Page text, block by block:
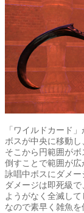
「ワイルドカード
ボスが中央に移動し
そこから円範囲が
倒すことで範囲が広
詠唱中ボスにダメー
ダメージは即死級
ようがなく全滅して
なので素早く雑魚を